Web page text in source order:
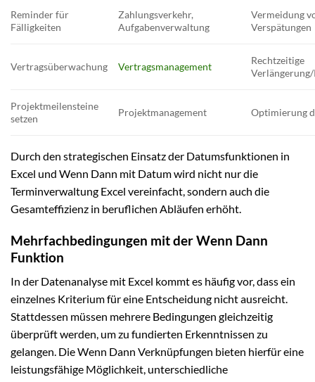
Reminder für
Fälligkeiten
Zahlungsverkehr,
Aufgabenverwaltung
Vermeidung
Verspätungen
Vertragsüberwachung Vertragsmanagement
Rechtzeitige
Projektmeilensteine
setzen
Projektmanagement Optimierung
Durch den strategischen Einsatz der Datumsfunktionen in
Excel und Wenn Dann mit Datum wird nicht nur die
Terminverwaltung Excel vereinfacht, sondern auch die
Gesamteffizienz in beruflichen Abläufen erhöht.
Mehrfachbedingungen mit der Wenn Dann
Funktion
In der Datenanalyse mit Excel kommt es häufig vor, dass ein
einzelnes Kriterium für eine Entscheidung nicht ausreicht.
Stattdessen müssen mehrere Bedingungen gleichzeitig
überprüft werden, um zu fundierten Erkenntnissen zu
gelangen. Die Wenn Dann Verknüpfungen bieten hierfür eine
leistungsfähige Möglichkeit, unterschiedliche